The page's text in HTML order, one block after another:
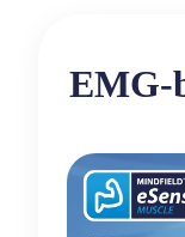
EMG-